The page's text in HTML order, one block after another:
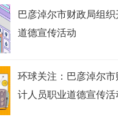
巴彦淖尔市财政局组
道德宣传活动
环球关注：巴彦淖尔
计人员职业道德宣传活